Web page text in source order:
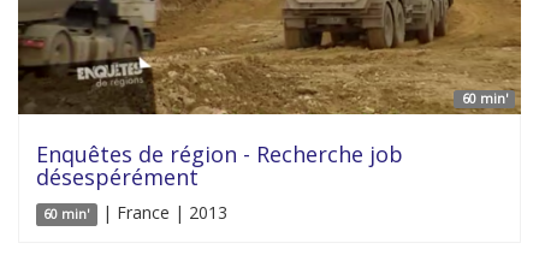
60 min'
Enquêtes de région - Recherche job
désespérément
60 min' | France | 2013